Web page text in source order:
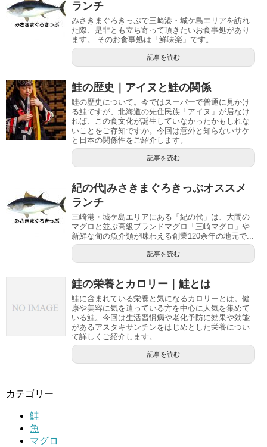
ランチ
みさきまぐろきっぷで三崎港・城ケ島エリアを訪れ
た際、是非とも立ち寄って頂きたいお食事処があり
ます。 そのお食事処は「鮮味楽」です。...
記事を読む
鮭の歴史｜アイヌと鮭の関係
鮭の歴史について。今ではスーパーで普通に見かけ
る鮭ですが、北海道の先住民族「アイヌ」が居なけ
れば、この食文化が誕生していなかったかもしれな
いことをご存知ですか。今回は意外と知らないサケ
と日本の関係性をご紹介します。
記事を読む
紀の代|みさきまぐろきっぷオススメ
ランチ
三崎港・城ケ島エリアにある「紀の代」は、大間の
マグロと並ぶ高級ブランドマグロ「三崎マグロ」や
新鮮な旬の魚介類が味わえる創業120余年の地元で...
記事を読む
鮭の栄養とカロリー｜鮭とは
鮭に含まれている栄養と気になるカロリーとは。健
康や美容に気を遣っている方を中心に人気を集めて
いる鮭。今回は生活習慣病や老化予防に効果や効能
があるアスタキサンチンをはじめとした栄養につい
て詳しくご紹介します。
記事を読む
カテゴリー
鮭
魚
マグロ